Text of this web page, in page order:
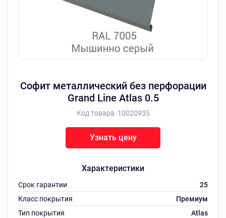
Софит металлический без перфорации
Grand Line Atlas 0.5
Код товара: 10020935
Характеристики
Срок гарантии
25
Класс покрытия
Премиум
Тип покрытия
Atlas
Узнать цену